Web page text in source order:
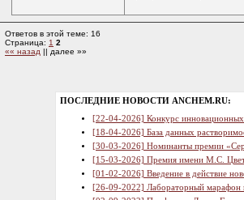
Ответов в этой теме: 16
Страница: 1 2
«« назад || далее »»
ПОСЛЕДНИЕ НОВОСТИ ANCHEM.RU:
[22-04-2026] Конкурс инновационных
[18-04-2026] База данных
[30-03-2026] Номинанты премии
[15-03-2026] Премия имени М.С.
[01-02-2026] Введение в действие
[26-09-2022] Лабораторный марафон